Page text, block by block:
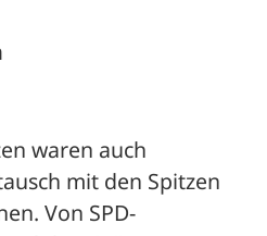
waren auch
mit den Spitzen
Von SPD-